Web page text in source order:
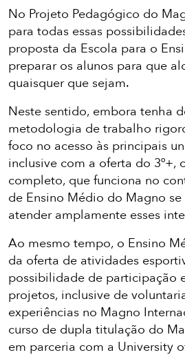
No Projeto Pedagógico do
para todas essas
proposta da Escola para o
preparar os alunos para que
quaisquer que sejam.
Neste sentido, embora tenha
metodologia de trabalho
foco no acesso às principais
inclusive com a oferta do 3º+,
completo, que funciona no
de Ensino Médio do Magno
atender amplamente esses
Ao mesmo tempo, o Ensino
da oferta de atividades
possibilidade de participação
projetos, inclusive de
experiências no Magno
curso de dupla titulação do
em parceria com a University